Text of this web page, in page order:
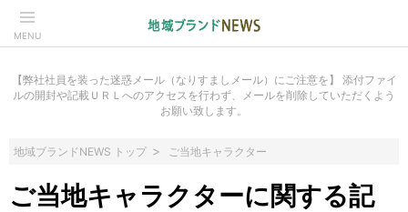
MENU
【弊社社員を装った迷惑メール（なりすましメール）にご注意を】 添付ファイ
ルの開封や記載ＵＲＬへのアクセスを行わず、メールを削除していただくよう
お願い致します。
地域ブランドNEWS トップ ご当地キャラクター
ご当地キャラクターに関する記